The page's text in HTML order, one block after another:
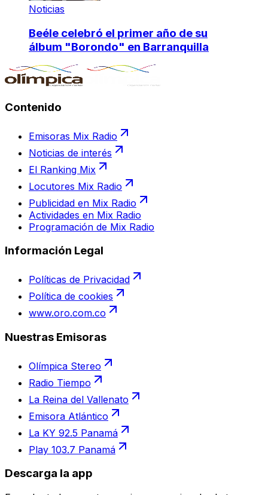
Noticias
Beéle celebró el primer año de su
álbum "Borondo" en Barranquilla
Contenido
Emisoras Mix Radio
Noticias de interés
El Ranking Mix
Locutores Mix Radio
Publicidad en Mix Radio
Actividades en Mix Radio
Programación de Mix Radio
Información Legal
Políticas de Privacidad
Política de cookies
www.oro.com.co
Nuestras Emisoras
Olímpica Stereo
Radio Tiempo
La Reina del Vallenato
Emisora Atlántico
La KY 92.5 Panamá
Play 103.7 Panamá
Descarga la app